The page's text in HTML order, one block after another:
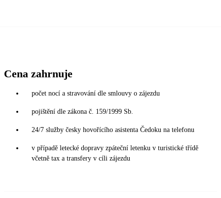
Cena zahrnuje
počet nocí a stravování dle smlouvy o zájezdu
pojištění dle zákona č. 159/1999 Sb.
24/7 služby česky hovořícího asistenta Čedoku na telefonu
v případě letecké dopravy zpáteční letenku v turistické třídě
včetně tax a transfery v cíli zájezdu